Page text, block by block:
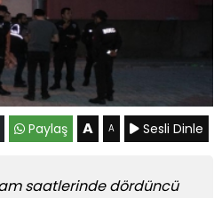
Paylaş A A Sesli Dinle
saatlerinde dördüncü